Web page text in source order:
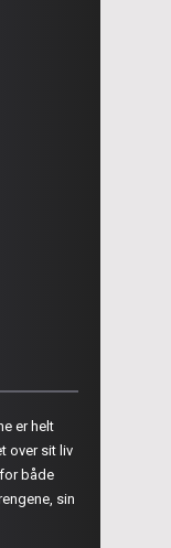
er helt
over sit liv
både
sin